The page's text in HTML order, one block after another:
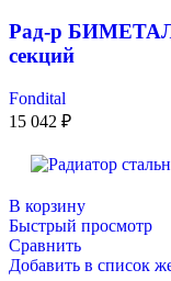
Рад-р
секций
Fondital
15 042 ₽
В корзину
Быстрый просмотр
Сравнить
Добавить в список